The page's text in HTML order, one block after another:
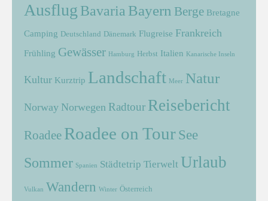
Ausflug Bavaria Bayern Berge Bretagne
Camping Deutschland Dänemark Flugreise Frankreich
Frühling Gewässer Hamburg Herbst Italien Kanarische Inseln
Kultur Kurztrip Landschaft Meer Natur
Norway Norwegen Radtour Reisebericht
Roadee Roadee on Tour See
Sommer Spanien Städtetrip Tierwelt Urlaub
Vulkan Wandern Winter Österreich